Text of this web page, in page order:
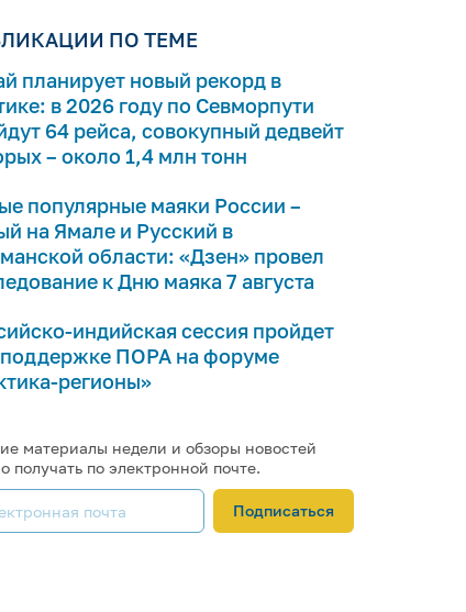
ПО ТЕМЕ
планирует новый рекорд в
в 2026 году по Севморпути
64 рейса, совокупный дедвейт
– около 1,4 млн тонн
популярные маяки России –
на Ямале и Русский в
области: «Дзен» провел
к Дню маяка 7 августа
индийская сессия пройдет
ПОРА на форуме
регионы»
материалы недели и обзоры новостей
получать по электронной почте.
Подписаться